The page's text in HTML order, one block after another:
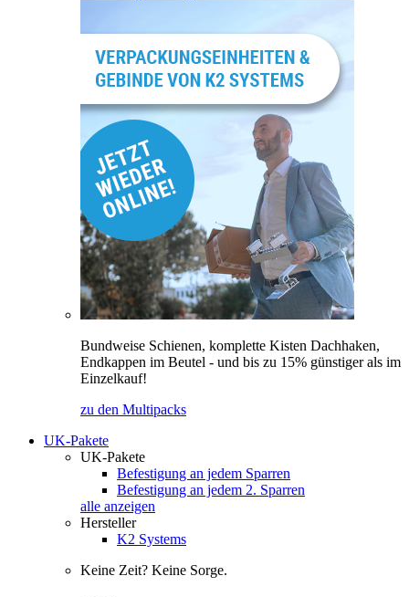
Bundweise Schienen, komplette Kisten Dachhaken,
Endkappen im Beutel - und bis zu 15% günstiger als im
Einzelkauf!
zu den Multipacks
UK-Pakete
UK-Pakete
Befestigung an jedem Sparren
Befestigung an jedem 2. Sparren
alle anzeigen
Hersteller
K2 Systems
Keine Zeit? Keine Sorge.